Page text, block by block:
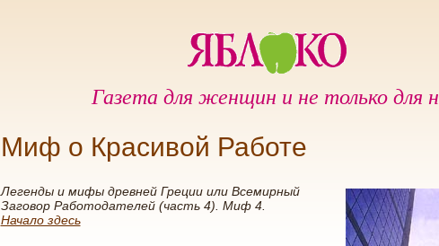
Газета для женщин и не только для
Миф о Красивой Работе
Легенды и мифы древней Греции или Всемирный
Заговор Работодателей (часть 4). Миф 4.
Начало здесь